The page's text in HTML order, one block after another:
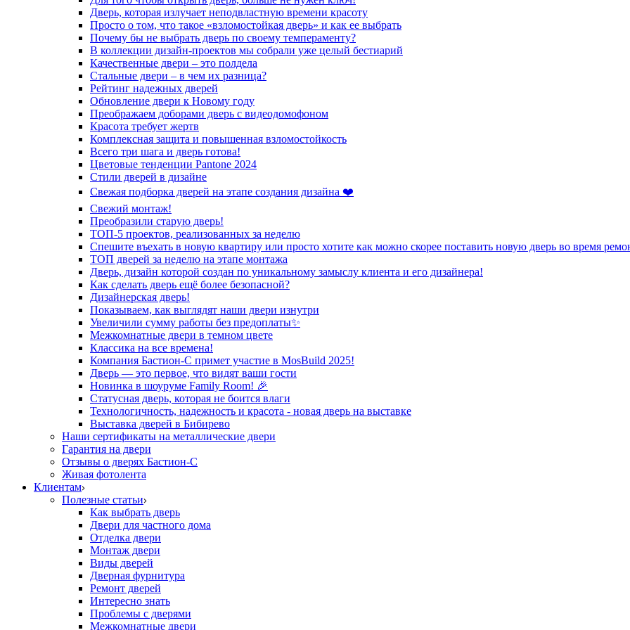
Дверь, которая излучает неподвластную времени красоту
Просто о том, что такое «взломостойкая дверь» и как ее выбрать
Почему бы не выбрать дверь по своему темпераменту?
В коллекции дизайн-проектов мы собрали уже целый бестиарий
Качественные двери – это полдела
Стальные двери – в чем их разница?
Рейтинг надежных дверей
Обновление двери к Новому году
Преображаем доборами дверь с видеодомофоном
Красота требует жертв
Комплексная защита и повышенная взломостойкость
Всего три шага и дверь готова!
Цветовые тенденции Pantone 2024
Стили дверей в дизайне
Свежая подборка дверей на этапе создания дизайна ❤️
Свежий монтаж!
Преобразили старую дверь!
ТОП-5 проектов, реализованных за неделю
Спешите въехать в новую квартиру или просто хотите как можно скорее поставить новую дверь во время
ТОП дверей за неделю на этапе монтажа
Дверь, дизайн которой создан по уникальному замыслу клиента и его дизайнера!
Как сделать дверь ещё более безопасной?
Дизайнерская дверь!
Показываем, как выглядят наши двери изнутри
Увеличили сумму работы без предоплаты✨
Межкомнатные двери в темном цвете
Классика на все времена!
Компания Бастион-С примет участие в MosBuild 2025!
Дверь — это первое, что видят ваши гости
Новинка в шоуруме Family Room! 🎉
Статусная дверь, которая не боится влаги
Технологичность, надежность и красота - новая дверь на выставке
Выставка дверей в Бибирево
Наши сертификаты на металлические двери
Гарантия на двери
Отзывы о дверях Бастион-С
Живая фотолента
Клиентам
Полезные статьи
Как выбрать дверь
Двери для частного дома
Отделка двери
Монтаж двери
Виды дверей
Дверная фурнитура
Ремонт дверей
Интересно знать
Проблемы с дверями
Межкомнатные двери